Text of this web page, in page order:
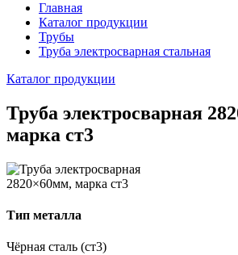
Главная
Каталог продукции
Трубы
Труба электросварная стальная
Каталог продукции
Труба электросварная
марка ст3
Тип металла
Чёрная сталь (ст3)